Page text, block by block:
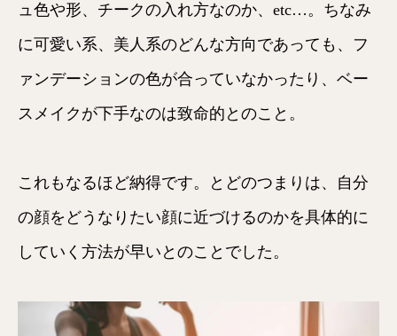
ュ色や形、チークの入れ方なのか、etc…。ちなみ
に可愛い系、美人系のどんな方向であっても、フ
ァンデーションの色が合っていなかったり、ベー
スメイクが下手なのは致命的とのこと。
これもなるほど納得です。とどのつまりは、自分
の顔をどうなりたい顔に近づけるのかを具体的に
していく方法が早いとのことでした。